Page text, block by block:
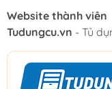
Website thành viên
Tudungcu.vn - Tủ